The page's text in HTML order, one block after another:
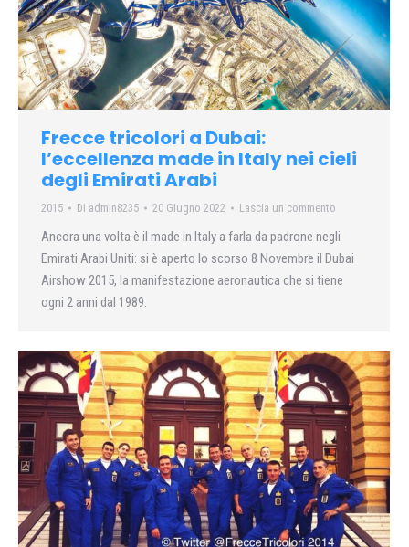
Frecce tricolori a Dubai:
l’eccellenza made in Italy nei cieli
degli Emirati Arabi
2015 Di admin8235 20 Giugno 2022 Lascia un commento
Ancora una volta è il made in Italy a farla da padrone negli
Emirati Arabi Uniti: si è aperto lo scorso 8 Novembre il Dubai
Airshow 2015, la manifestazione aeronautica che si tiene
ogni 2 anni dal 1989.